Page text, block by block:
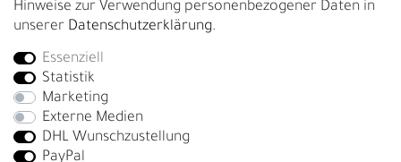
Bei Fragen wenden Sie sich direkt an unser Service-Team.
+4917663727338
Montag - Freitag, 09:00 - 14:00
info@fronhofer.com
Hinweise zur Verwendung personenbezogener Daten in
unserer Daten­schutz­erklärung.
Essenziell
Statistik
Marketing
Externe Medien
DHL Wunschzustellung
PayPal